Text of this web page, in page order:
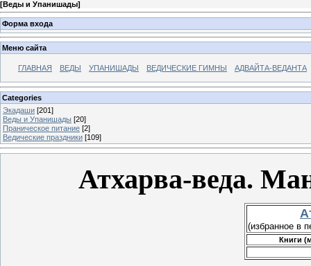
[Веды и Упанишады]
Форма входа
Меню сайта
ГЛАВНАЯ ВЕДЫ УПАНИШАДЫ ВЕДИЧЕСКИЕ ГИМНЫ АДВАЙТА-ВЕДАНТА
Categories
Экадаши [201]
Веды и Упанишады [20]
Праническое питание [2]
Ведические праздники [109]
Атхарва-веда.
(избранное в
Книги